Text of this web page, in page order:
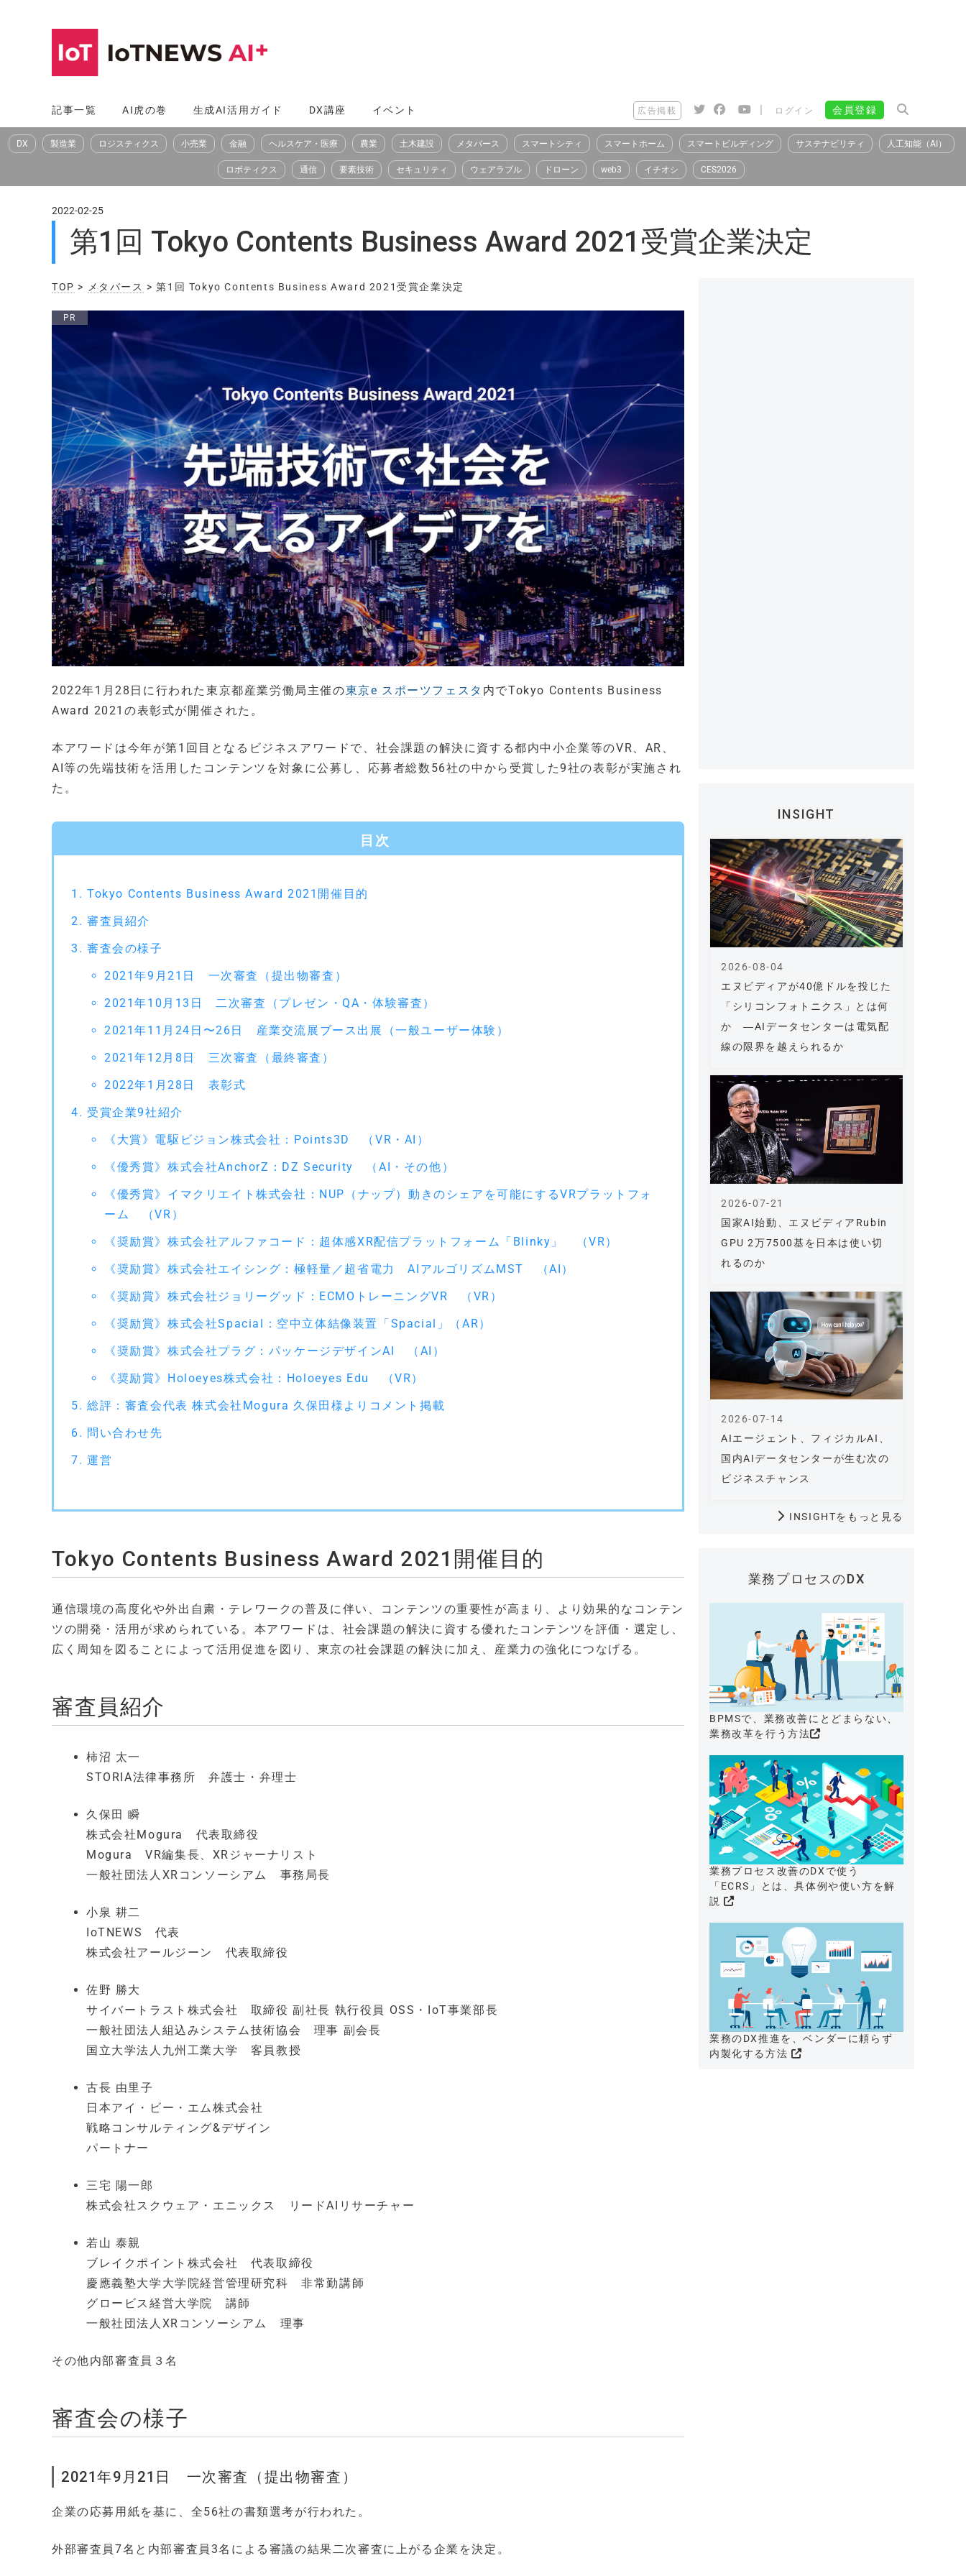
へ
ス
記事一覧 AI虎の巻 生成AI活用ガイド DX講座 イベント 広告掲載 | ログイン 会員登録
DX 製造業 ロジスティクス 小売業 金融 ヘルスケア・医療 農業 土木建設 メタバース スマートシティ スマートホーム スマートビルディング サステナビリティ 人工知能（AI）
ロボティクス 通信 要素技術 セキュリティ ウェアラブル ドローン web3 イチオシ CES2026
2022-02-25
第1回 Tokyo Contents Business Award 2021受賞企業決定
TOP > メタバース > 第1回 Tokyo Contents Business Award 2021受賞企業決定
PR
2022年1月28日に行われた東京都産業労働局主催の東京e スポーツフェスタ 内でTokyo Contents Business
Award 2021の表彰式が開催された。
本アワードは今年が第1回目となるビジネスアワードで、社会課題の解決に資する都内中小企業等のVR、AR、
AI等の先端技術を活用したコンテンツを対象に公募し、応募者総数56社の中から受賞した9社の表彰が実施され
た。
目次
Tokyo Contents Business Award 2021開催目的
審査員紹介
審査会の様子
2021年9月21日 一次審査（提出物審査）
2021年10月13日 二次審査（プレゼン・QA・体験審査）
2021年11月24日〜26日 産業交流展ブース出展（一般ユーザー体験）
2021年12月8日 三次審査（最終審査）
2022年1月28日 表彰式
受賞企業9社紹介
《大賞》電駆ビジョン株式会社：Points3D （VR・AI）
《優秀賞》株式会社AnchorZ：DZ Security （AI・その他）
《優秀賞》イマクリエイト株式会社：NUP（ナップ）動きのシェアを可能にするVRプラットフォ
ーム （VR）
《奨励賞》株式会社アルファコード：超体感XR配信プラットフォーム「Blinky」 （VR）
《奨励賞》株式会社エイシング：極軽量／超省電力 AIアルゴリズムMST （AI）
《奨励賞》株式会社ジョリーグッド：ECMOトレーニングVR （VR）
《奨励賞》株式会社Spacial：空中立体結像装置「Spacial」（AR）
《奨励賞》株式会社プラグ：パッケージデザインAI （AI）
《奨励賞》Holoeyes株式会社：Holoeyes Edu （VR）
総評：審査会代表 株式会社Mogura 久保田様よりコメント掲載
問い合わせ先
運営
Tokyo Contents Business Award 2021開催目的
通信環境の高度化や外出自粛・テレワークの普及に伴い、コンテンツの重要性が高まり、より効果的なコンテン
ツの開発・活用が求められている。本アワードは、社会課題の解決に資する優れたコンテンツを評価・選定し、
広く周知を図ることによって活用促進を図り、東京の社会課題の解決に加え、産業力の強化につなげる。
審査員紹介
柿沼 太一
STORIA法律事務所 弁護士・弁理士
久保田 瞬
株式会社Mogura 代表取締役
Mogura VR編集長、XRジャーナリスト
一般社団法人XRコンソーシアム 事務局長
小泉 耕二
IoTNEWS 代表
株式会社アールジーン 代表取締役
佐野 勝大
サイバートラスト株式会社 取締役 副社長 執行役員 OSS・IoT事業部長
一般社団法人組込みシステム技術協会 理事 副会長
国立大学法人九州工業大学 客員教授
古⻑ 由里子
日本アイ・ビー・エム株式会社
戦略コンサルティング&デザイン
パートナー
三宅 陽一郎
株式会社スクウェア・エニックス リードAIリサーチャー
若山 泰親
ブレイクポイント株式会社 代表取締役
慶應義塾大学大学院経営管理研究科 非常勤講師
グロービス経営大学院 講師
一般社団法人XRコンソーシアム 理事
その他内部審査員３名
審査会の様子
2021年9月21日 一次審査（提出物審査）
企業の応募用紙を基に、全56社の書類選考が行われた。
外部審査員7名と内部審査員3名による審議の結果二次審査に上がる企業を決定。
INSIGHT
エヌビディアが40億ドルを投じた
「シリコンフォトニクス」とは何
か ―AIデータセンターは電気配
線の限界を越えられるか
2026-08-04
国家AI始動、エヌビディアRubin
GPU 2万7500基を日本は使い切
れるのか
2026-07-21
AIエージェント、フィジカルAI、
国内AIデータセンターが生む次の
ビジネスチャンス
2026-07-14
INSIGHTをもっと見る
業務プロセスのDX
BPMSで、業務改善にとどまらない、
業務改革を行う方法
業務プロセス改善のDXで使う
「ECRS」とは、具体例や使い方を解
説
業務のDX推進を、ベンダーに頼らず
内製化する方法